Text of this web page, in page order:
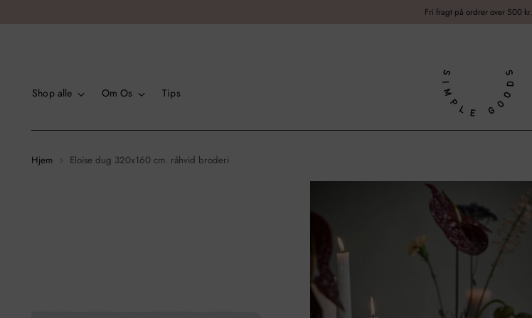
Fri fragt på ordrer over 500 kr.
Shop alle Om Os Tips
Hjem Eloise dug 320x160 cm. råhvid broderi